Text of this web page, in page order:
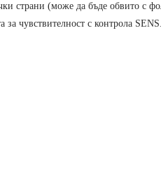
страни (може да бъде обвито с
за чувствителност с контрола